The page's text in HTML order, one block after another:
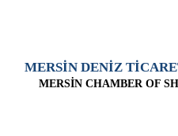
MERSİN DENİZ
MERSİN CHAMBER OF